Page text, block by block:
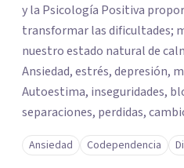
y la Psicología Positiva
transformar las dificultades; mismas que nos alejan de
nuestro estado natural de
Ansiedad, estrés, depresión,
Autoestima, inseguridades,
separaciones, perdidas,
emociones, tristeza, ira,
situación determinada o
Ansiedad Codependencia